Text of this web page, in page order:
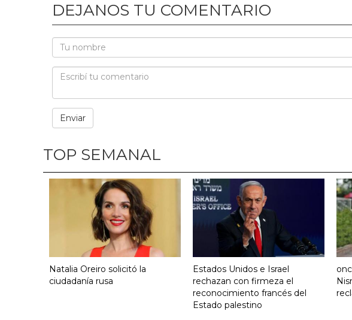
DEJANOS TU COMENTARIO
TOP SEMANAL
Natalia Oreiro solicitó la
ciudadanía rusa
Estados Unidos e Israel
rechazan con firmeza el
reconocimiento francés del
Estado palestino